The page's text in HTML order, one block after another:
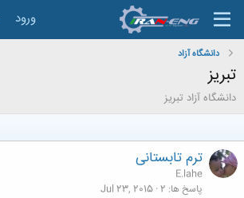
ورود
دانشگاه آزاد
تبریز
دانشگاه آزاد تبريز
ترم تابستانی
E.lahe
پاسخ ها 2
Jul 23, 2015